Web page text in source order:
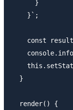
      }
    }`;
const
  }
  render() {